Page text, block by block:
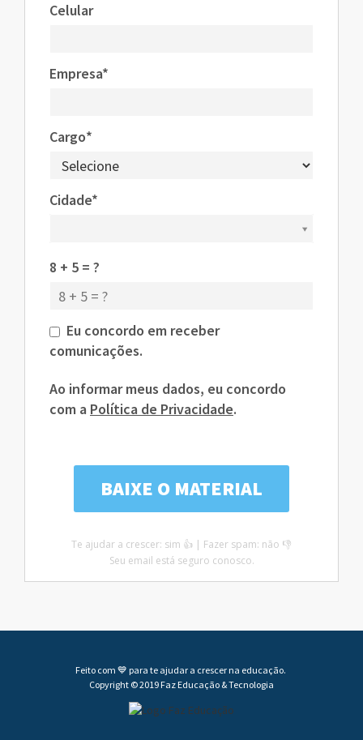
Celular
Empresa*
Cargo*
Cidade*
8 + 5 = ?
Eu concordo em receber
comunicações.
Ao informar meus dados, eu concordo
com a Política de Privacidade.
Te ajudar a crescer: sim 👍 | Fazer spam: não 👎
Seu email está seguro conosco.
Feito com 💙 para te ajudar a crescer na educação.
Copyright © 2019 Faz Educação & Tecnologia